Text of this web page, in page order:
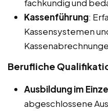
fachkundig und
Kassenführung:
Kassensystemen
Berufliche
Ausbildung im
abgeschlossene